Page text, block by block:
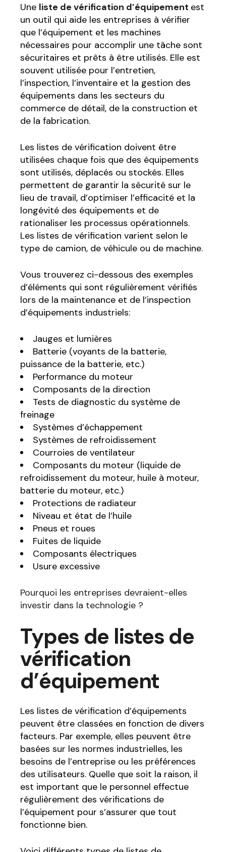
Une liste de vérification d’équipement est
un outil qui aide les entreprises à vérifier
que l’équipement et les machines
nécessaires pour accomplir une tâche sont
sécuritaires et prêts à être utilisés. Elle est
souvent utilisée pour l’entretien,
l’inspection, l’inventaire et la gestion des
équipements dans les secteurs du
commerce de détail, de la construction et
de la fabrication.
Les listes de vérification doivent être
utilisées chaque fois que des équipements
sont utilisés, déplacés ou stockés. Elles
permettent de garantir la sécurité sur le
lieu de travail, d’optimiser l’efficacité et la
longévité des équipements et de
rationaliser les processus opérationnels.
Les listes de vérification varient selon le
type de camion, de véhicule ou de machine.
Vous trouverez ci-dessous des exemples
d’éléments qui sont régulièrement vérifiés
lors de la maintenance et de l’inspection
d’équipements industriels:
Jauges et lumières
Batterie (voyants de la batterie,
puissance de la batterie, etc.)
Performance du moteur
Composants de la direction
Tests de diagnostic du système de
freinage
Systèmes d’échappement
Systèmes de refroidissement
Courroies de ventilateur
Composants du moteur (liquide de
refroidissement du moteur, huile à moteur,
batterie du moteur, etc.)
Protections de radiateur
Niveau et état de l’huile
Pneus et roues
Fuites de liquide
Composants électriques
Usure excessive
Pourquoi les entreprises devraient-elles
investir dans la technologie ?
Types de listes de
vérification
d’équipement
Les listes de vérification d’équipements
peuvent être classées en fonction de divers
facteurs. Par exemple, elles peuvent être
basées sur les normes industrielles, les
besoins de l’entreprise ou les préférences
des utilisateurs. Quelle que soit la raison, il
est important que le personnel effectue
régulièrement des vérifications de
l’équipement pour s’assurer que tout
fonctionne bien.